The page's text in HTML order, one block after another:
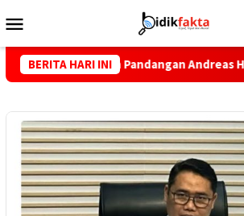
ke
Mobile
BERITA HARI INI
Penuh Pandangan Andreas Hugo